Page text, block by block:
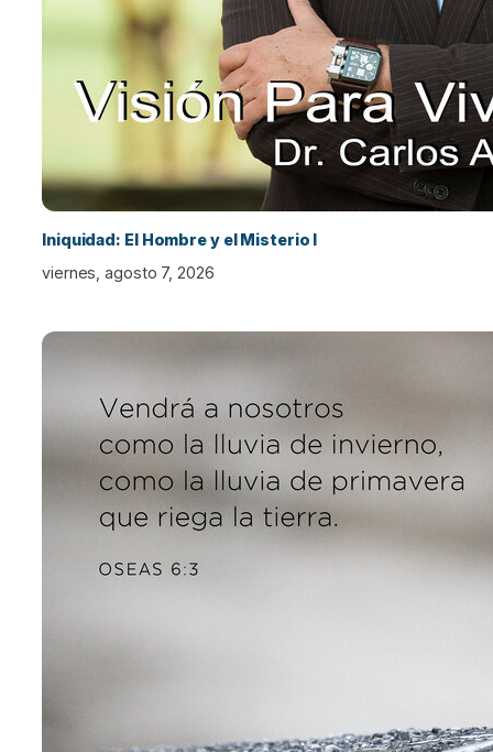
Iniquidad: El Hombre y el Misterio I
viernes, agosto 7, 2026